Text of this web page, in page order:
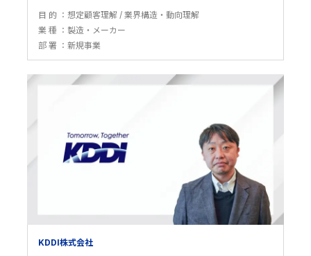
目 的 想定顧客理解
業界構造・動向理解
業 種
製造・メーカー
部 署
新規事業
KDDI株式会社